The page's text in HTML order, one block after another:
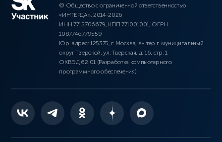
© Общество с ограниченной ответственностью
«ИНТЕРДА», 2014-2026
ИНН 7715706679, КПП 771001001, ОГРН
1087746779559
Юр. адрес: 125375, г. Москва, вн.тер.г. муниципальный
округ Тверской, ул. Тверская, д. 16, стр. 1
ОКВЭД 62.01 (Разработка компьютерного
программного обеспечения)